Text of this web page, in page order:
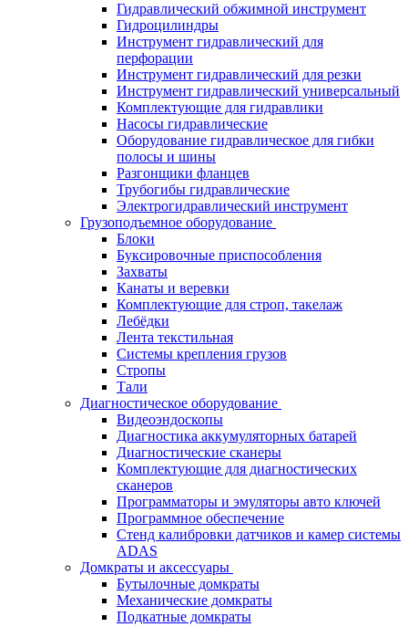
Гидравлический обжимной инструмент
Гидроцилиндры
Инструмент гидравлический для
перфорации
Инструмент гидравлический для резки
Инструмент гидравлический универсальный
Комплектующие для гидравлики
Насосы гидравлические
Оборудование гидравлическое для гибки
полосы и шины
Разгонщики фланцев
Трубогибы гидравлические
Электрогидравлический инструмент
Грузоподъемное оборудование
Блоки
Буксировочные приспособления
Захваты
Канаты и веревки
Комплектующие для строп, такелаж
Лебёдки
Лента текстильная
Системы крепления грузов
Стропы
Тали
Диагностическое оборудование
Видеоэндоскопы
Диагностика аккумуляторных батарей
Диагностические сканеры
Комплектующие для диагностических
сканеров
Программаторы и эмуляторы авто ключей
Программное обеспечение
Стенд калибровки датчиков и камер системы
ADAS
Домкраты и аксессуары
Бутылочные домкраты
Механические домкраты
Подкатные домкраты